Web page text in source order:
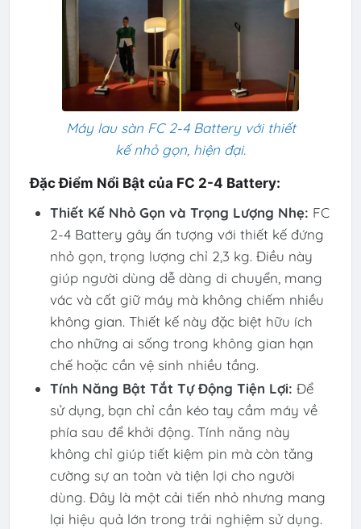
Máy lau sàn FC 2-4 Battery với thiết
kế nhỏ gọn, hiện đại.
Đặc Điểm Nổi Bật của FC 2-4 Battery:
Thiết Kế Nhỏ Gọn và Trọng Lượng Nhẹ: FC
2-4 Battery gây ấn tượng với thiết kế đứng
nhỏ gọn, trọng lượng chỉ 2,3 kg. Điều này
giúp người dùng dễ dàng di chuyển, mang
vác và cất giữ máy mà không chiếm nhiều
không gian. Thiết kế này đặc biệt hữu ích
cho những ai sống trong không gian hạn
chế hoặc cần vệ sinh nhiều tầng.
Tính Năng Bật Tắt Tự Động Tiện Lợi: Để
sử dụng, bạn chỉ cần kéo tay cầm máy về
phía sau để khởi động. Tính năng này
không chỉ giúp tiết kiệm pin mà còn tăng
cường sự an toàn và tiện lợi cho người
dùng. Đây là một cải tiến nhỏ nhưng mang
lại hiệu quả lớn trong trải nghiệm sử dụng.